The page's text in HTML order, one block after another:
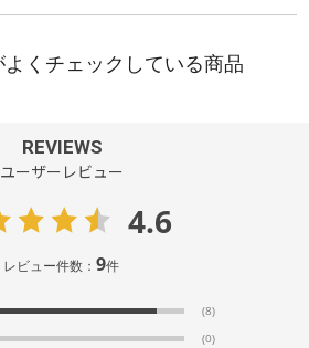
REVIEWS
ユーザーレビュー
4.6
レビュー件数：9件
(8)
(0)